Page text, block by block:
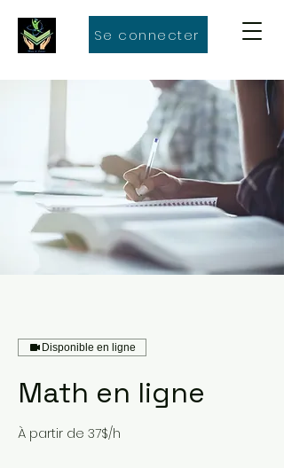
Se connecter
Disponible en ligne
Math en ligne
À partir de 37$/h